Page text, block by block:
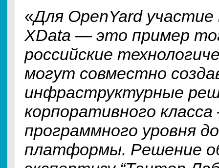
«Для OpenYard
XData — это пример
российские
могут совместно
инфраструктурные
корпоративного
программного уровня
платформы. Решение